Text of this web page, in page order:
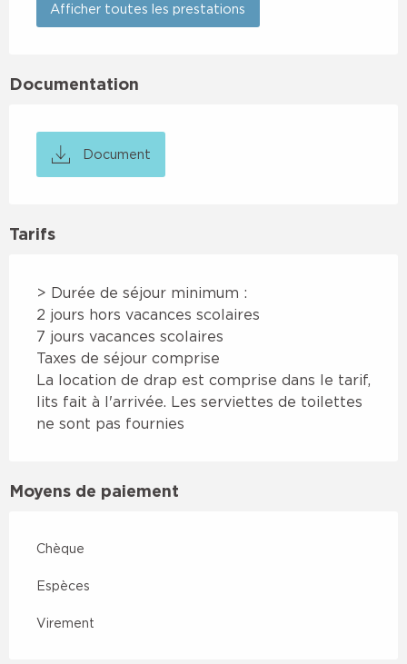
Afficher toutes les prestations
Documentation
Document
Tarifs
> Durée de séjour minimum :
2 jours hors vacances scolaires
7 jours vacances scolaires
Taxes de séjour comprise
La location de drap est comprise dans le tarif,
lits fait à l'arrivée. Les serviettes de toilettes
ne sont pas fournies
Moyens de paiement
Chèque
Espèces
Virement